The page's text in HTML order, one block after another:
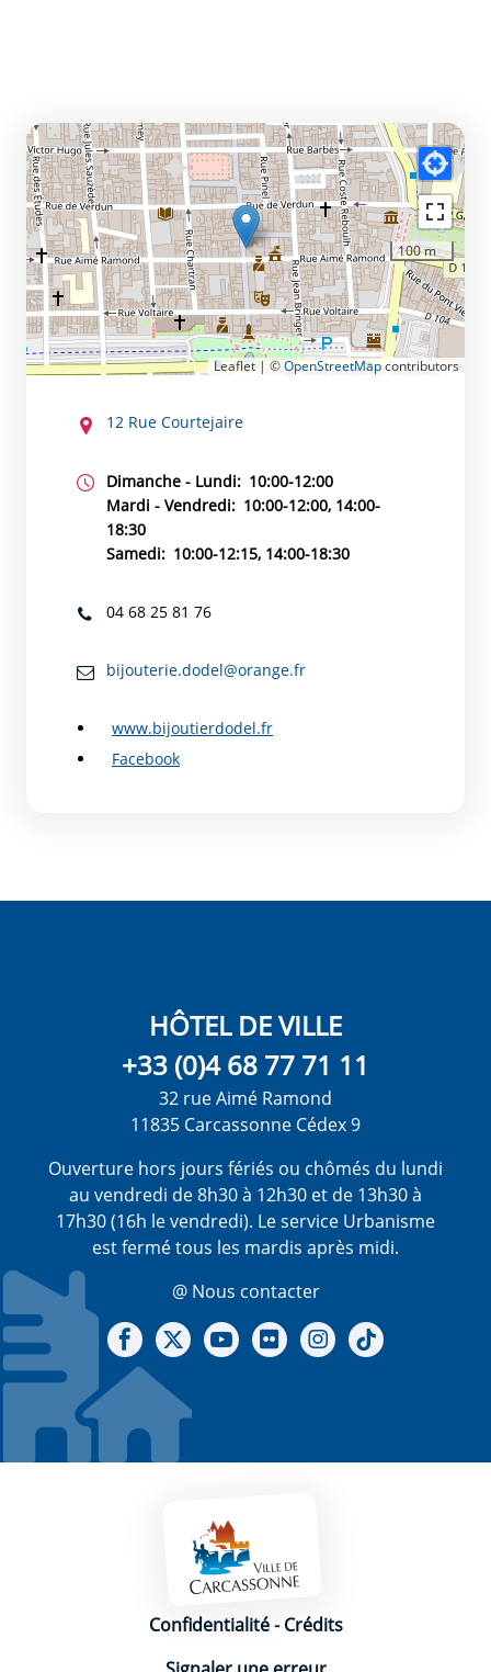
100 m
Leaflet | ©OpenStreetMapcontributors
12 Rue Courtejaire
Dimanche - Lundi: 10:00-12:00
Mardi - Vendredi: 10:00-12:00, 14:00-
18:30
Samedi: 10:00-12:15, 14:00-18:30
04 68 25 81 76
bijouterie.dodel@orange.fr
www.bijoutierdodel.fr
Facebook
HÔTEL DE VILLE
+33 (0)4 68 77 71 11
32 rue Aimé Ramond
11835 Carcassonne Cédex 9
Ouverture hors jours fériés ou chômés du lundi
au vendredi de 8h30 à 12h30 et de 13h30 à
17h30 (16h le vendredi). Le service Urbanisme
est fermé tous les mardis après midi.
@ Nous contacter
Notre Facebook
Notre X - (twitter)
Notre chaine Youtube
Notre Gallerie sur Flickr
Notre Instagram
Mentions légales
Confidentialité-Crédits